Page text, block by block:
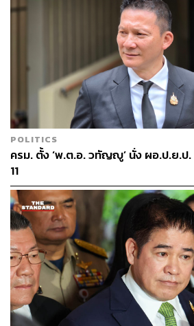
POLITICS
ครม. ตั้ง ‘พ.ต.อ. วทัญญู’ นั่ง ผอ.ป.ย.ป.
11